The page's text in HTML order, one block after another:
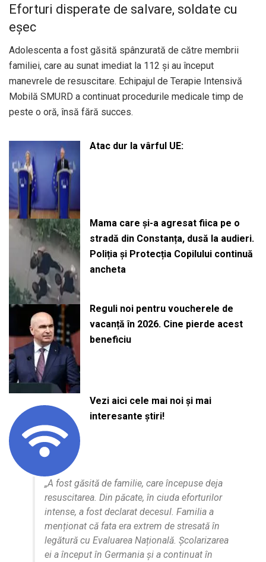
Eforturi disperate de salvare, soldate cu
eșec
Adolescenta a fost găsită spânzurată de către membrii
familiei, care au sunat imediat la 112 și au început
manevrele de resuscitare. Echipajul de Terapie Intensivă
Mobilă SMURD a continuat procedurile medicale timp de
peste o oră, însă fără succes.
Atac dur la vârful UE:
Mama care și-a agresat fiica pe o
stradă din Constanța, dusă la audieri.
Poliția și Protecția Copilului continuă
ancheta
Reguli noi pentru voucherele de
vacanță în 2026. Cine pierde acest
beneficiu
Vezi aici cele mai noi și mai
interesante știri!
„A fost găsită de familie, care începuse deja
resuscitarea. Din păcate, în ciuda eforturilor
intense, a fost declarat decesul. Familia a
menționat că fata era extrem de stresată în
legătură cu Evaluarea Națională. Școlarizarea
ei a început în Germania și a continuat în